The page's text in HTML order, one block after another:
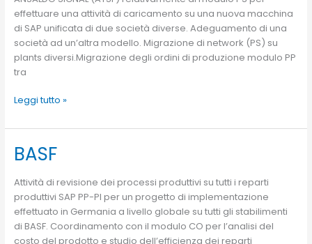
effettuare una attività di caricamento su una nuova macchina
di SAP unificata di due società diverse. Adeguamento di una
società ad un’altra modello. Migrazione di network (PS) su
plants diversi.Migrazione degli ordini di produzione modulo PP
tra
Leggi tutto »
BASF
Attività di revisione dei processi produttivi su tutti i reparti
produttivi SAP PP-PI per un progetto di implementazione
effettuato in Germania a livello globale su tutti gli stabilimenti
di BASF. Coordinamento con il modulo CO per l’analisi del
costo del prodotto e studio dell’efficienza dei reparti
BASF